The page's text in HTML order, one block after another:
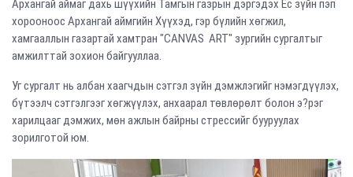
Архангай аймаг дахь шүүхийн Тамгын газрын дэргэдэх Ёс зүйн пэп
хорооноос Архангай аймгийн Хүүхэд, гэр бүлийн хөгжил,
хамгааллын газартай хамтран "CANVAS ART" зургийн сургалтыг
амжилттай зохион байгууллаа.
Уг сургалт нь албан хаагчдын сэтгэл зүйн дэмжлэгийг нэмэгдүүлэх,
бүтээлч сэтгэлгээг хөгжүүлэх, анхаарал төвлөрөлт болон э?рэг
харилцааг дэмжих, мөн ажлын байрны стрессийг бууруулах
зорилготой юм.